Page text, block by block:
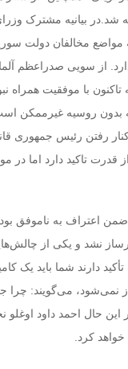
بیانیه مشترک
مواضع مخالفان دولت
از سویی صدراعظم
با موفقیت همراه
روسیه غیرممکن
رفتن رئیس جمهوری
تاکید دارد اما در
ضمن اعتراف به ناموفق
نشد و یکی از
دارند شما باید یک
نمی‌شود، می‌گویند: چرا
این حال احمد داود اوغلو
کرد.